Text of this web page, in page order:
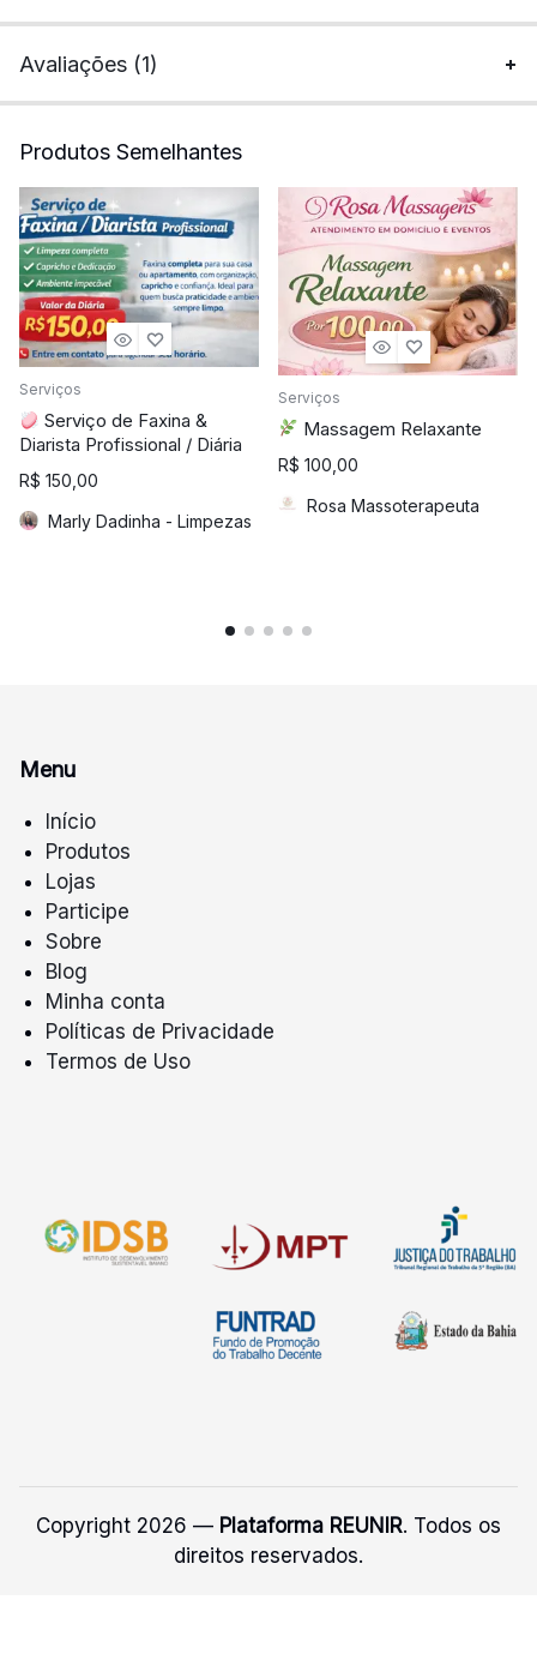
Avaliações (1)
Produtos Semelhantes
Serviços
Serviço de Faxina &
Diarista Profissional / Diária
R$ 150,00
Marly Dadinha - Limpezas
Serviços
Massagem Relaxante
R$ 100,00
Rosa Massoterapeuta
Menu
Início
Produtos
Lojas
Participe
Sobre
Blog
Minha conta
Políticas de Privacidade
Termos de Uso
Copyright 2026 — Plataforma REUNIR. Todos os
direitos reservados.